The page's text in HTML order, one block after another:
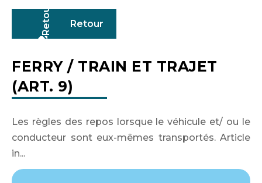
Retour
FERRY / TRAIN ET TRAJET
(ART. 9)
Les règles des repos lorsque le véhicule et/ ou le
conducteur sont eux-mêmes transportés. Article
in...
Identifiant ou adresse de courriel